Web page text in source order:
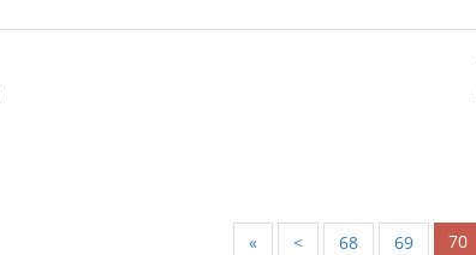
« < 68 69 70